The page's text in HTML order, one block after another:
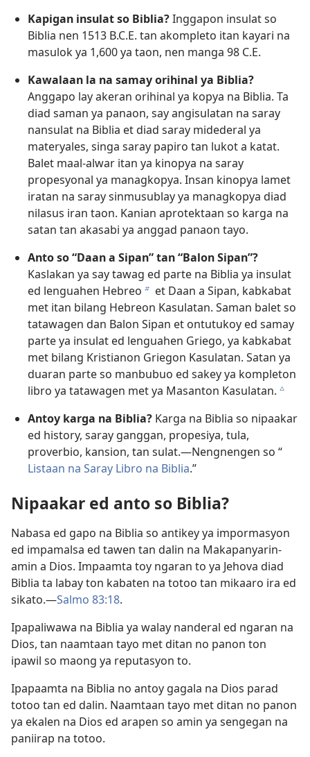
Kapigan insulat so Biblia?Inggapon insulat so
Biblia nen 1513 B.C.E. tan akompleto itan kayari na
masulok ya 1,600 ya taon, nen manga 98 C.E.
Kawalaan la na samay orihinal ya Biblia?
Anggapo lay akeran orihinal ya kopya na Biblia. Ta
diad saman ya panaon, say angisulatan na saray
nansulat na Biblia et diad saray midederal ya
materyales, singa saray papiro tan lukot a katat.
Balet maal-alwar itan ya kinopya na saray
propesyonal ya managkopya. Insan kinopya lamet
iratan na saray sinmusublay ya managkopya diad
nilasus iran taon. Kanian aprotektaan so karga na
satan tan akasabi ya anggad panaon tayo.
Anto so “Daan a Sipan” tan “Balon Sipan”?
Kaslakan ya say tawag ed parte na Biblia ya insulat
ed lenguahen Hebreo b et Daan a Sipan, kabkabat
met itan bilang Hebreon Kasulatan. Saman balet so
tatawagen dan Balon Sipan et ontutukoy ed samay
parte ya insulat ed lenguahen Griego, ya kabkabat
met bilang Kristianon Griegon Kasulatan. Satan ya
duaran parte so manbubuo ed sakey ya kompleton
libro ya tatawagen met ya Masanton Kasulatan. c
Antoy karga na Biblia? Karga na Biblia so nipaakar
ed history, saray ganggan, propesiya, tula,
proverbio, kansion, tan sulat.​—Nengnengen so “
Listaan na Saray Libro na Biblia.”
Nipaakar ed anto so Biblia?
Nabasa ed gapo na Biblia so antikey ya impormasyon
ed impamalsa ed tawen tan dalin na Makapanyarin-
amin a Dios. Impaamta toy ngaran to ya Jehova diad
Biblia ta labay ton kabaten na totoo tan mikaaro ira ed
sikato.​—Salmo 83:18.
Ipapaliwawa na Biblia ya walay nanderal ed ngaran na
Dios, tan naamtaan tayo met ditan no panon ton
ipawil so maong ya reputasyon to.
Ipapaamta na Biblia no antoy gagala na Dios parad
totoo tan ed dalin. Naamtaan tayo met ditan no panon
ya ekalen na Dios ed arapen so amin ya sengegan na
paniirap na totoo.